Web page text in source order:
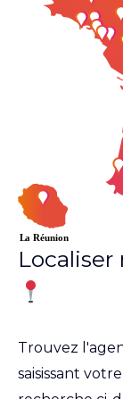
Trouvez
saisissant